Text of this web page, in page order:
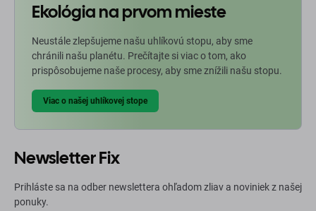
Ekológia na prvom mieste
Neustále zlepšujeme našu uhlíkovú stopu, aby sme
chránili našu planétu. Prečítajte si viac o tom, ako
prispôsobujeme naše procesy, aby sme znížili našu stopu.
Viac o našej uhlíkovej stope
Newsletter Fix
Prihláste sa na odber newslettera ohľadom zliav a noviniek z našej
ponuky.